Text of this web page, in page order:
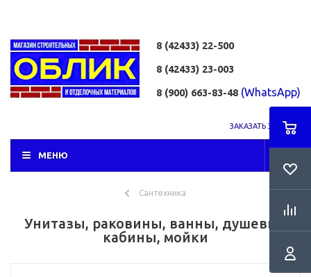
8 (42433) 22-500
8 (42433) 23-003
8 (900) 663-83-48 (WhatsApp)
ЗАКАЗАТЬ ЗВОНОК
МЕНЮ
Сантехника
Унитазы, раковины, ванны, душевые
кабины, мойки